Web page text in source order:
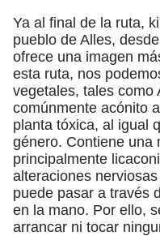
Ya al final de la ruta,
pueblo de Alles,
ofrece una imagen
esta ruta, nos
vegetales, tales como
comúnmente acónito
planta tóxica, al igual
género. Contiene una
principalmente
alteraciones
puede pasar a través
en la mano. Por ello,
arrancar ni tocar